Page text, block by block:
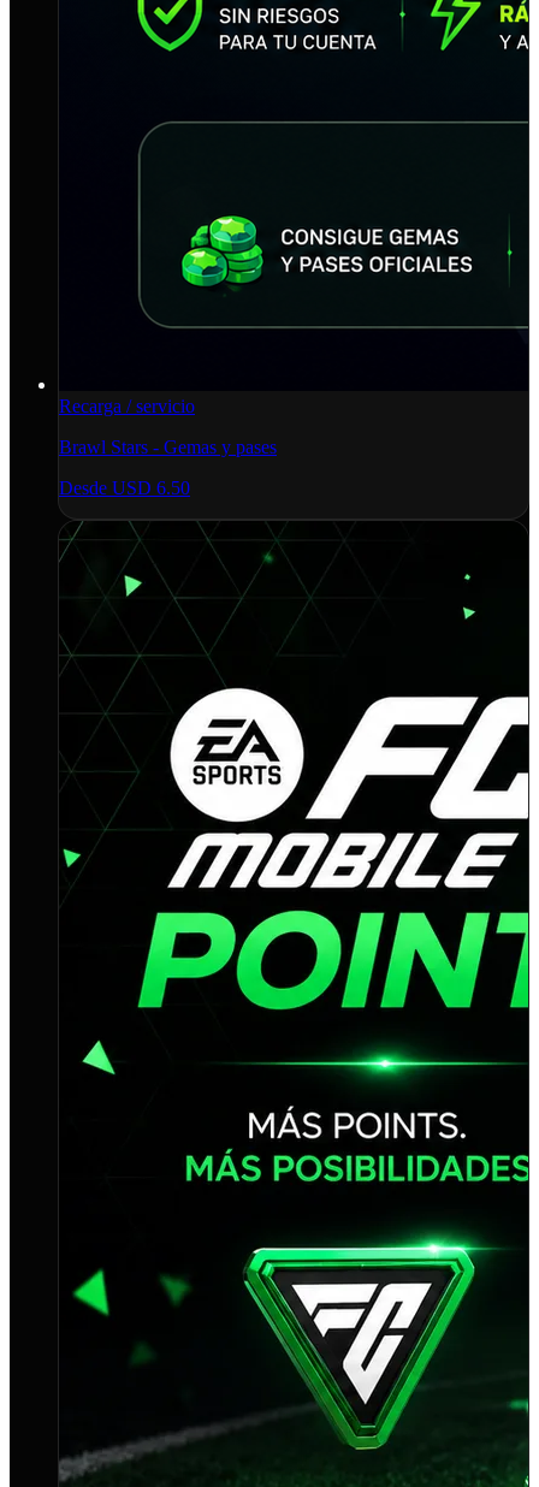
Recarga / servicio
Brawl Stars - Gemas y pases
Desde USD 6.50